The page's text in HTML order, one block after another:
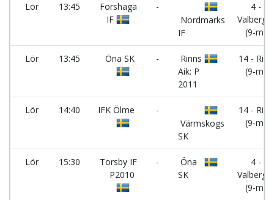
Lör 13:45
Forshaga
IF
-
Nordmarks
IF
4 -
Valberget
(9-m)
Lör 13:45 Öna SK -
Rinns
Aik: P
2011
14 - Rinn
(9-m)
Lör 14:40 IFK Ölme
-
Värmskogs
SK
14 - Rinn
(9-m)
Lör 15:30
Torsby IF
P2010
-
Öna
SK
4 -
Valberget
(9-m)